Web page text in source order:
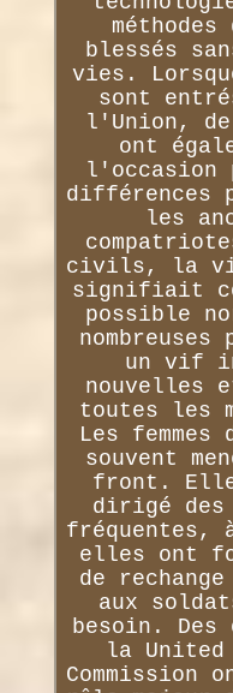
blessés
vies.
sont
l'Union, de
ont
l'occasion
différences
les
civils, la
signifiait
possible
nombreuses
un vif
nouvelles
toutes les
Les
souvent
front.
dirigé des
fréquentes,
elles ont
de
aux
besoin. Des
la
Commission